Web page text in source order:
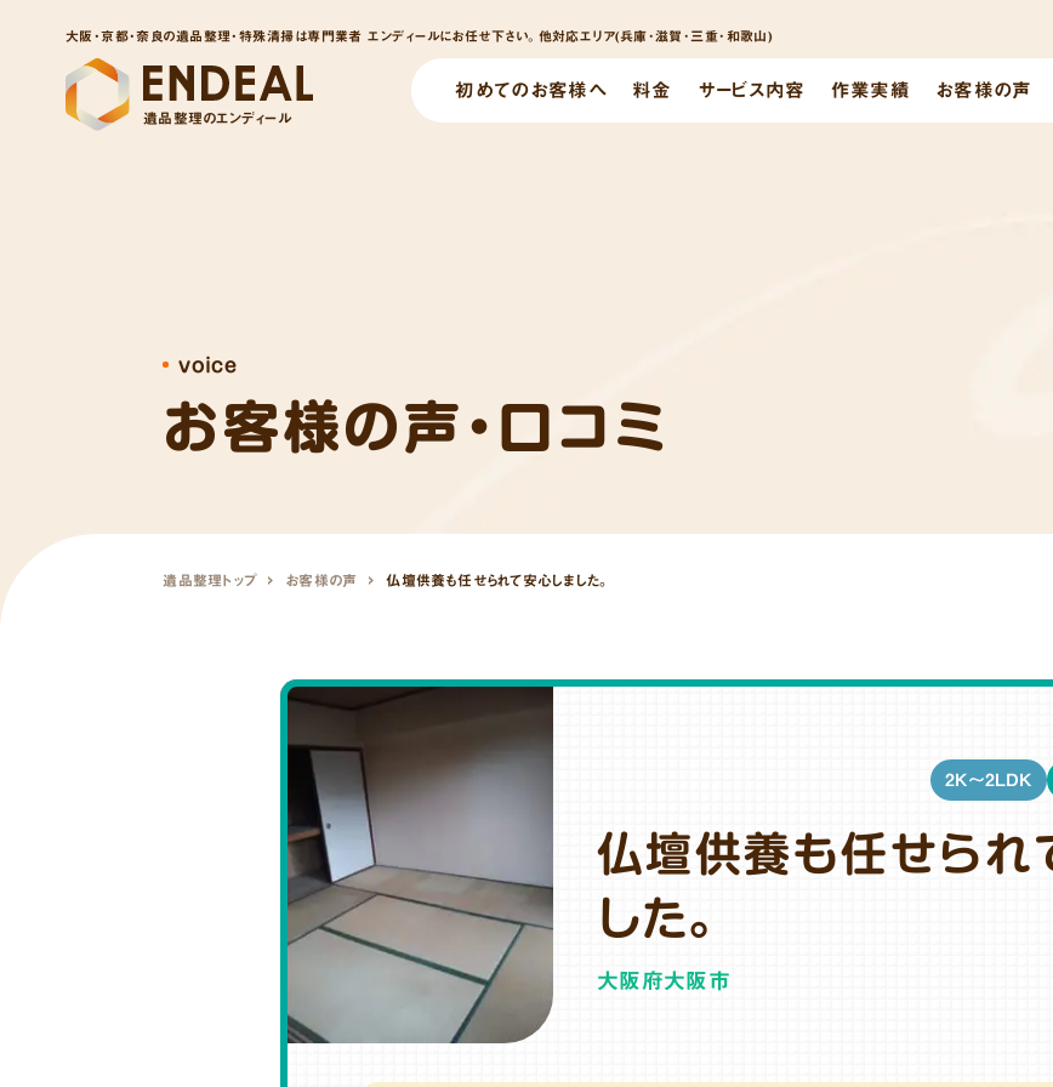
大阪・京都・奈良の遺品整理・特殊清掃は専門業者 エンディールにお任せ下さい。他対応エリア(兵庫･滋賀･三重･和歌山)
遺品整理のエンディール
初めてのお客様へ 料金 サービス内容 作業実績 お客様の声
お客様の声・口コミ
voice
遺品整理トップ お客様の声 仏壇供養も任せられて安心しました。
仏壇供養も任せられ
した。
大阪府大阪市
2K～2LDK